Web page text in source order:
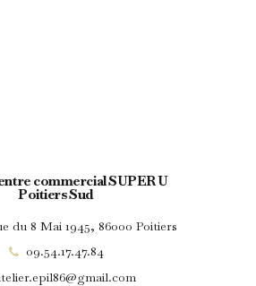
commercial SUPER U
Poitiers Sud
du 8 Mai 1945, 86000 Poitiers
09.54.17.47.84